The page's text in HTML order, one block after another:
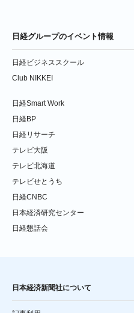
日経グループのイベント情報
日経ビジネススクール
Club NIKKEI
日経Smart Work
日経BP
日経リサーチ
テレビ大阪
テレビ北海道
テレビせとうち
日経CNBC
日本経済研究センター
日経懇話会
日本経済新聞社について